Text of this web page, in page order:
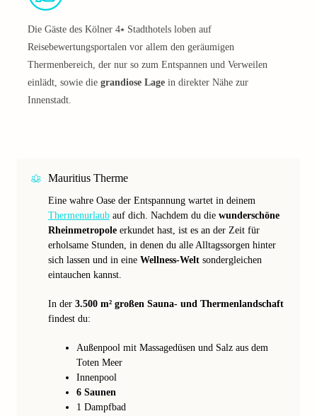
Die Gäste des Kölner 4⭑ Stadthotels loben auf
Reisebewertungsportalen vor allem den geräumigen
Thermenbereich, der nur so zum Entspannen und Verweilen
einlädt, sowie die grandiose Lage in direkter Nähe zur
Innenstadt.
Mauritius Therme
Eine wahre Oase der Entspannung wartet in deinem
Thermenurlaub auf dich. Nachdem du die wunderschöne
Rheinmetropole erkundet hast, ist es an der Zeit für
erholsame Stunden, in denen du alle Alltagssorgen hinter
sich lassen und in eine Wellness-Welt sondergleichen
eintauchen kannst.
In der 3.500 m² großen Sauna- und Thermenlandschaft
findest du:
Außenpool mit Massagedüsen und Salz aus dem
Toten Meer
Innenpool
6 Saunen
1 Dampfbad